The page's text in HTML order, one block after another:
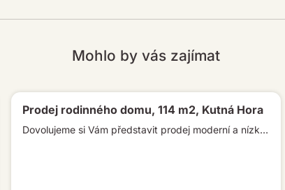
Mohlo by vás zajímat
Prodej rodinného domu, 114 m2, Kutná Hora
Dovolujeme si Vám představit prodej moderní a nízkoenergetické novostavby o dispozici 5+kk, s terasou o velikosti 37m2 a parkovacím stáním. […]